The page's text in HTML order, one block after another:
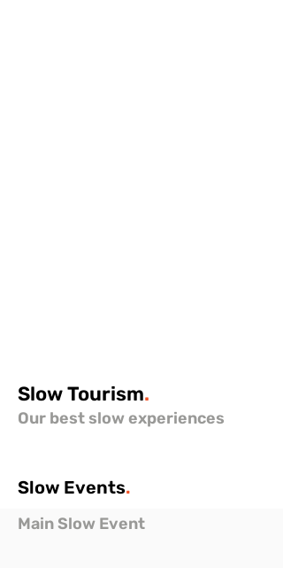
SlowTourism.
Our best slow experiences
Slow Events.
Main Slow Event